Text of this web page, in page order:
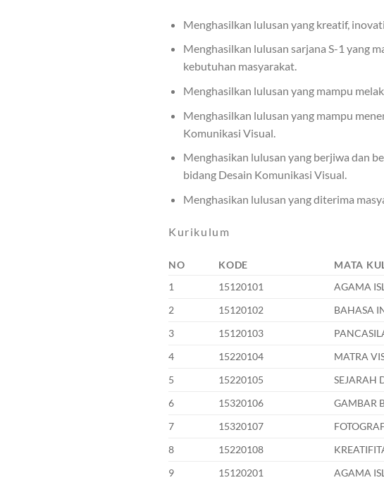
Menghasilkan lulusan yang kreatif,
Menghasilkan lulusan sarjana S-1 yang
kebutuhan masyarakat.
Menghasilkan lulusan yang mampu
Menghasilkan lulusan yang mampu
Komunikasi Visual.
Menghasikan lulusan yang berjiwa dan
bidang Desain Komunikasi Visual.
Menghasikan lulusan yang diterima
Kurikulum
NO KODE MATA
1
15120101 AGAMA
2
15120102 BAHASA
3
15120103
4
15220104 MATRA
5
15220105 SEJARAH
6
15320106 GAMBAR
7
15320107
8
15220108
9
15120201 AGAMA